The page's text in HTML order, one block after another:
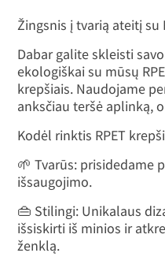
Žingsnis į tvarią ateitį su
Dabar galite skleisti
ekologiškai su mūsų
krepšiais. Naudojame
anksčiau teršė aplinką,
Kodėl rinktis RPET
🌱 Tvarūs: prisidedame
išsaugojimo.
👜 Stilingi: Unikalaus
išsiskirti iš minios ir
ženklą.